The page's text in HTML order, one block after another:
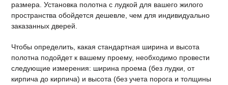
размера. Установка полотна с лудкой для вашего жилого
пространства обойдется дешевле, чем для индивидуально
заказанных дверей.
Чтобы определить, какая стандартная ширина и высота
полотна подойдет к вашему проему, необходимо провести
следующие измерения: ширина проема (без лудки, от
кирпича до кирпича) и высота (без учета порога и толщины